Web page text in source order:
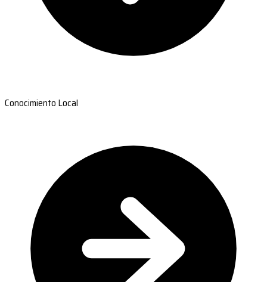
Conocimiento Local